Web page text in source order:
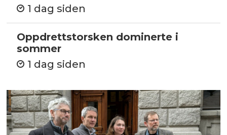
1 dag siden
Oppdrettstorsken dominerte i
sommer
1 dag siden